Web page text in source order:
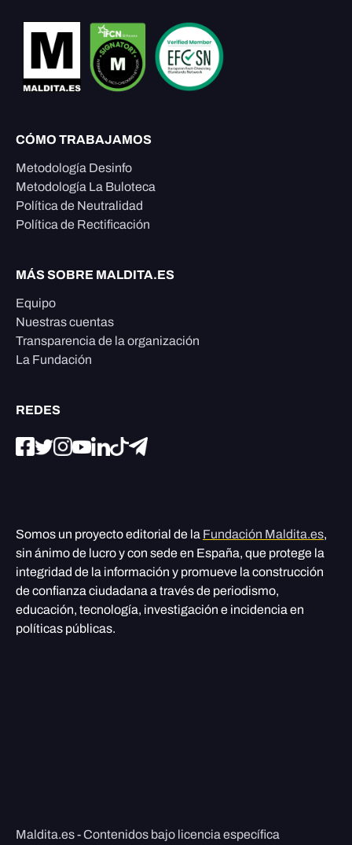
CÓMO TRABAJAMOS
Metodología Desinfo
Metodología La Buloteca
Política de Neutralidad
Política de Rectificación
MÁS SOBRE MALDITA.ES
Equipo
Nuestras cuentas
Transparencia de la organización
La Fundación
REDES
Somos un proyecto editorial de la Fundación Maldita.es,
sin ánimo de lucro y con sede en España, que protege la
integridad de la información y promueve la construcción
de confianza ciudadana a través de periodismo,
educación, tecnología, investigación e incidencia en
políticas públicas.
Maldita.es - Contenidos bajo licencia específica